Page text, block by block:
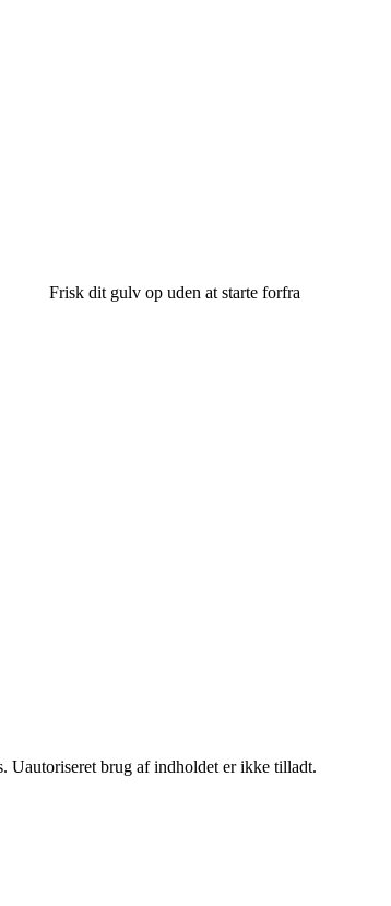
Frisk dit gulv op uden at starte forfra
Uautoriseret brug af indholdet er ikke tilladt.